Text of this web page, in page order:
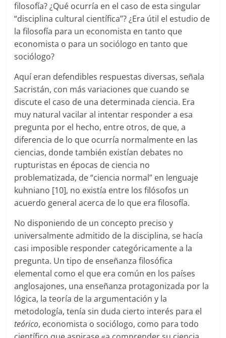
filosofía? ¿Qué ocurría en el caso de esta singular
“disciplina cultural científica”? ¿Era útil el estudio de
la filosofía para un economista en tanto que
economista o para un sociólogo en tanto que
sociólogo?
Aquí eran defendibles respuestas diversas, señala
Sacristán, con más variaciones que cuando se
discute el caso de una determinada ciencia. Era
muy natural vacilar al intentar responder a esa
pregunta por el hecho, entre otros, de que, a
diferencia de lo que ocurría normalmente en las
ciencias, donde también existían debates no
rupturistas en épocas de ciencia no
problematizada, de “ciencia normal” en lenguaje
kuhniano [10], no existía entre los filósofos un
acuerdo general acerca de lo que era filosofía.
No disponiendo de un concepto preciso y
universalmente admitido de la disciplina, se hacía
casi imposible responder categóricamente a la
pregunta. Un tipo de enseñanza filosófica
elemental como el que era común en los países
anglosajones, una enseñanza protagonizada por la
lógica, la teoría de la argumentación y la
metodología, tenía sin duda cierto interés para el
teórico, economista o sociólogo, como para todo